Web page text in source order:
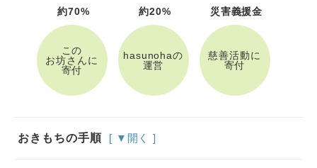
約70%
この
お坊さんに
寄付
約20%
hasunohaの
運営
災害義援金
慈善活動に
寄付
おきもちの手順 [ ▼開く ]